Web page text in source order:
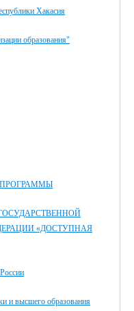
Хакасия
образования"
«ДОСТУПНАЯ
и высшего образования